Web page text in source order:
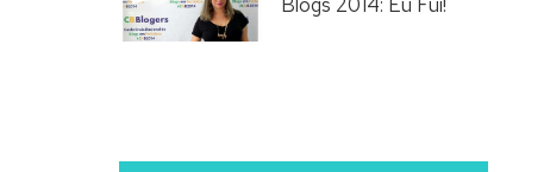
Blogs 2014: Eu Fui!